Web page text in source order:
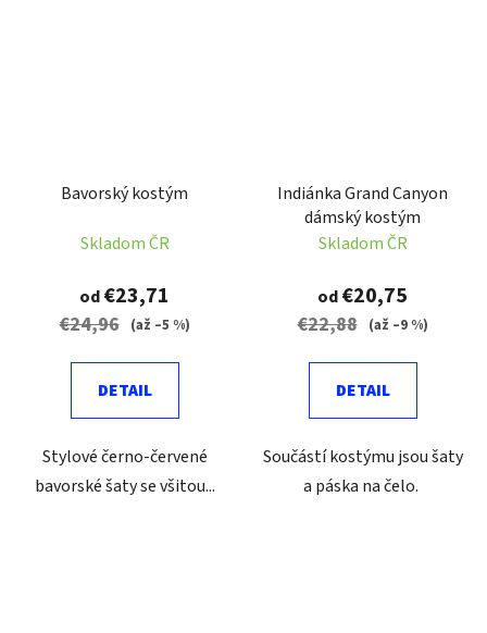
Bavorský kostým
Skladom ČR
od€23,71
€24,96 (až –5 %)
DETAIL
Stylové černo-červené
bavorské šaty se všitou...
Indiánka Grand Canyon
dámský kostým
Skladom ČR
od€20,75
€22,88 (až –9 %)
DETAIL
Součástí kostýmu jsou šaty
a páska na čelo.